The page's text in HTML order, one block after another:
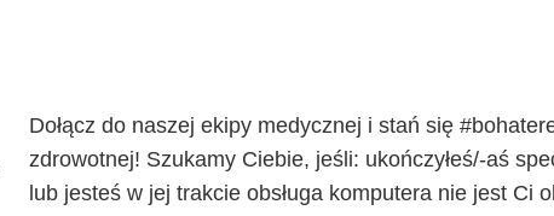
Dołącz do naszej ekipy medycznej i stań się
zdrowotnej! Szukamy Ciebie, jeśli​: ukończyłeś/-aś
lub jesteś w jej trakcie obsługa komputera nie jest Ci